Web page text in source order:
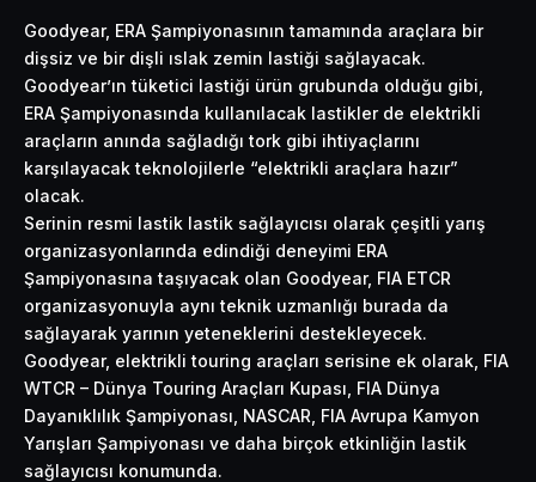
Goodyear, ERA Şampiyonasının tamamında araçlara bir
dişsiz ve bir dişli ıslak zemin lastiği sağlayacak.
Goodyear’ın tüketici lastiği ürün grubunda olduğu gibi,
ERA Şampiyonasında kullanılacak lastikler de elektrikli
araçların anında sağladığı tork gibi ihtiyaçlarını
karşılayacak teknolojilerle “elektrikli araçlara hazır”
olacak.
Serinin resmi lastik lastik sağlayıcısı olarak çeşitli yarış
organizasyonlarında edindiği deneyimi ERA
Şampiyonasına taşıyacak olan Goodyear, FIA ETCR
organizasyonuyla aynı teknik uzmanlığı burada da
sağlayarak yarının yeteneklerini destekleyecek.
Goodyear, elektrikli touring araçları serisine ek olarak, FIA
WTCR – Dünya Touring Araçları Kupası, FIA Dünya
Dayanıklılık Şampiyonası, NASCAR, FIA Avrupa Kamyon
Yarışları Şampiyonası ve daha birçok etkinliğin lastik
sağlayıcısı konumunda.